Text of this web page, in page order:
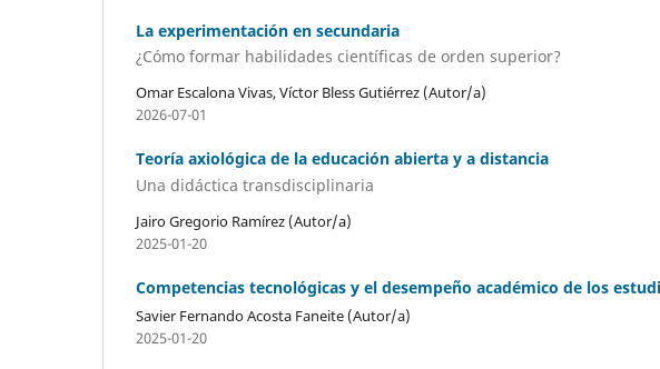
La experimentación en secundaria
¿Cómo formar habilidades científicas de orden superior?
Omar Escalona Vivas, Víctor Bless Gutiérrez (Autor/a)
2026-07-01
Teoría axiológica de la educación abierta y a distancia
Una didáctica transdisciplinaria
Jairo Gregorio Ramírez (Autor/a)
2025-01-20
Competencias tecnológicas y el desempeño académico de los
Savier Fernando Acosta Faneite (Autor/a)
2025-01-20